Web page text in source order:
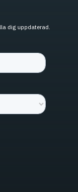
dig uppdaterad.